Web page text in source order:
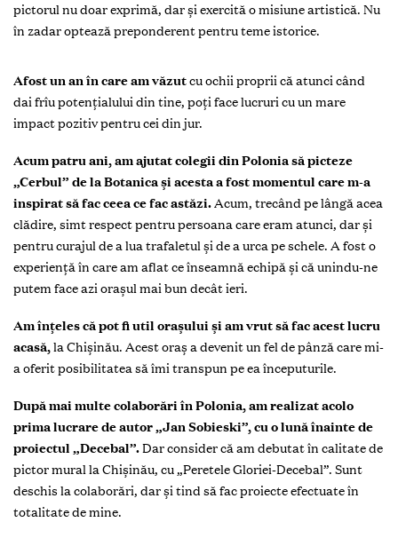
pictorul nu doar exprimă, dar şi exercită o misiune artistică. Nu
în zadar optează preponderent pentru teme istorice.
Afost un an în care am văzutcu ochii proprii că atunci când
dai frîu potenţialului din tine, poţi face lucruri cu un mare
impact pozitiv pentru cei din jur.
Acum patru ani, am ajutat colegii din Polonia să picteze
„Cerbul” de la Botanica şi acesta a fost momentul care m-a
inspirat să fac ceea ce fac astăzi.Acum, trecând pe lângă acea
clădire, simt respect pentru persoana care eram atunci, dar şi
pentru curajul de a lua trafaletul şi de a urca pe schele. A fost o
experienţă în care am aflat ce înseamnă echipă şi că unindu-ne
putem face azi oraşul mai bun decât ieri.
Am înţeles că pot fi util oraşului şi am vrut să fac acest lucru
acasă,la Chişinău. Acest oraş a devenit un fel de pânză care mi-
a oferit posibilitatea să îmi transpun pe ea începuturile.
După mai multe colaborări în Polonia, am realizat acolo
prima lucrare de autor „Jan Sobieski”, cu o lună înainte de
proiectul „Decebal”.Dar consider că am debutat în calitate de
pictor mural la Chişinău, cu „Peretele Gloriei-Decebal”. Sunt
deschis la colaborări, dar şi tind să fac proiecte efectuate în
totalitate de mine.